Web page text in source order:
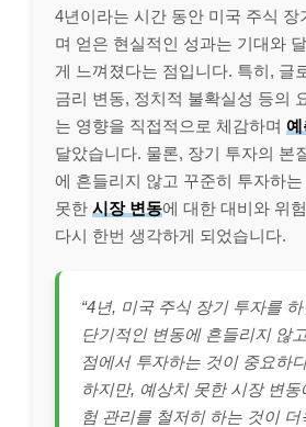
4년이라는 시간 동안 미국 주식 장
며 얻은 현실적인 성과는 기대와
게 느껴졌다는 점입니다. 특히, 글
금리 변동, 정치적 불확실성 등의
는 영향을 직접적으로 체감하며 예
달았습니다. 물론, 장기 투자의 본
에 흔들리지 않고 꾸준히 투자하
못한 시장 변동에 대한 대비와 위
다시 한번 생각하게 되었습니다.
“4년, 미국 주식 장기 투자를
단기적인 변동에 흔들리지 않
점에서 투자하는 것이 중요하
하지만, 예상치 못한 시장 변
험 관리를 철저히 하는 것이